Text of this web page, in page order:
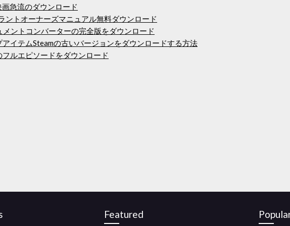
急流のダウンロード
ントオーナーズマニュアル無料ダウンロード
ントコンバーターの完全版をダウンロード
アイテムSteamの古いバージョンをダウンロードする方法
ルエピソードをダウンロード
Featured